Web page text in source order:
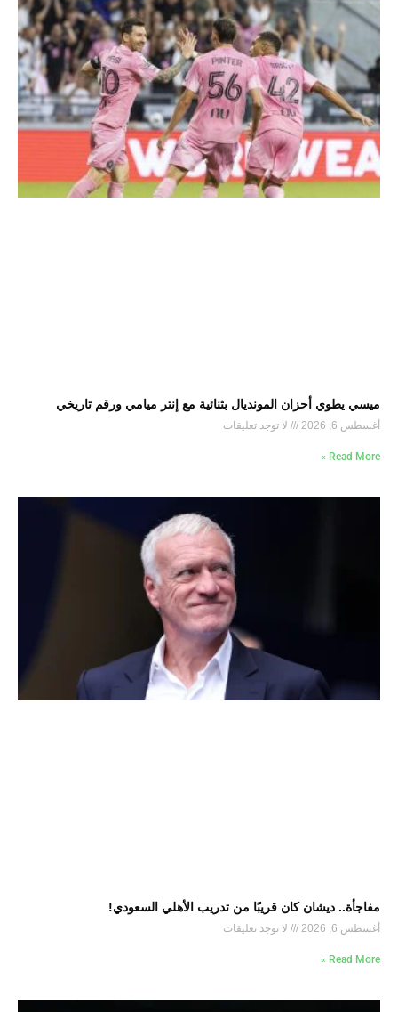
ميسي يطوي أحزان المونديال بثنائية مع إنتر ميامي ورقم تاريخي
أغسطس 6, 2026 لا توجد تعليقات
Read More »
مفاجأة.. ديشان كان قريبًا من تدريب الأهلي السعودي!
أغسطس 6, 2026 لا توجد تعليقات
Read More »